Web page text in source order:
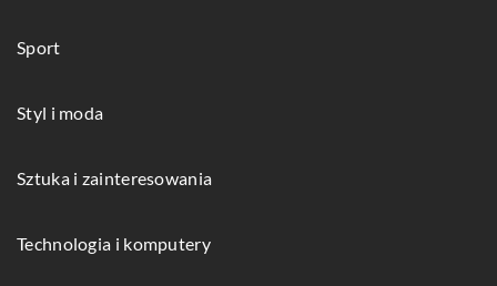
Sport
Styl i moda
Sztuka i zainteresowania
Technologia i komputery